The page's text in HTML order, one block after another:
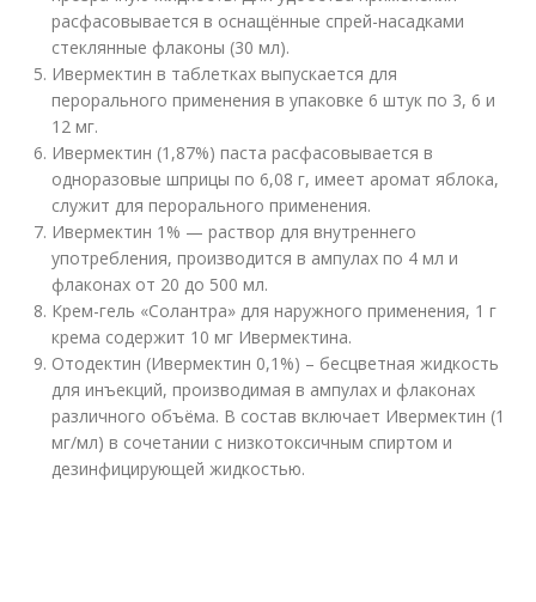
расфасовывается в оснащённые спрей-насадками
стеклянные флаконы (30 мл).
Ивермектин в таблетках выпускается для
перорального применения в упаковке 6 штук по 3, 6 и
12 мг.
Ивермектин (1,87%) паста расфасовывается в
одноразовые шприцы по 6,08 г, имеет аромат яблока,
служит для перорального применения.
Ивермектин 1% — раствор для внутреннего
употребления, производится в ампулах по 4 мл и
флаконах от 20 до 500 мл.
Крем-гель «Солантра» для наружного применения, 1 г
крема содержит 10 мг Ивермектина.
Отодектин (Ивермектин 0,1%) – бесцветная жидкость
для инъекций, производимая в ампулах и флаконах
различного объёма. В состав включает Ивермектин (1
мг/мл) в сочетании с низкотоксичным спиртом и
дезинфицирующей жидкостью.